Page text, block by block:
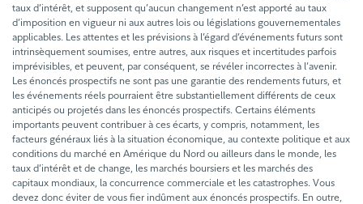
taux d’intérêt, et supposent qu’aucun changement n’est apporté au taux
d’imposition en vigueur ni aux autres lois ou législations gouvernementales
applicables. Les attentes et les prévisions à l’égard d’événements futurs sont
intrinsèquement soumises, entre autres, aux risques et incertitudes parfois
imprévisibles, et peuvent, par conséquent, se révéler incorrectes à l’avenir.
Les énoncés prospectifs ne sont pas une garantie des rendements futurs, et
les événements réels pourraient être substantiellement différents de ceux
anticipés ou projetés dans les énoncés prospectifs. Certains éléments
importants peuvent contribuer à ces écarts, y compris, notamment, les
facteurs généraux liés à la situation économique, au contexte politique et aux
conditions du marché en Amérique du Nord ou ailleurs dans le monde, les
taux d’intérêt et de change, les marchés boursiers et les marchés des
capitaux mondiaux, la concurrence commerciale et les catastrophes. Vous
devez donc éviter de vous fier indûment aux énoncés prospectifs. En outre,